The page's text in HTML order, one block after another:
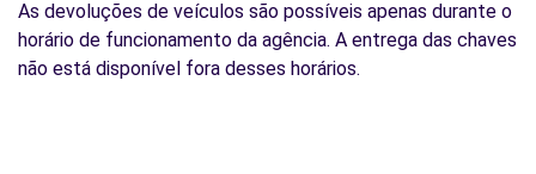
As devoluções de veículos são possíveis apenas durante o
horário de funcionamento da agência. A entrega das chaves
não está disponível fora desses horários.